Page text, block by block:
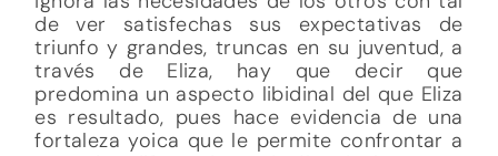
de ver satisfechas sus expectativas de
triunfo y grandes, truncas en su juventud, a
través de Eliza, hay que decir que
predomina un aspecto libidinal del que Eliza
es resultado, pues hace evidencia de una
fortaleza yoica que le permite confrontar a